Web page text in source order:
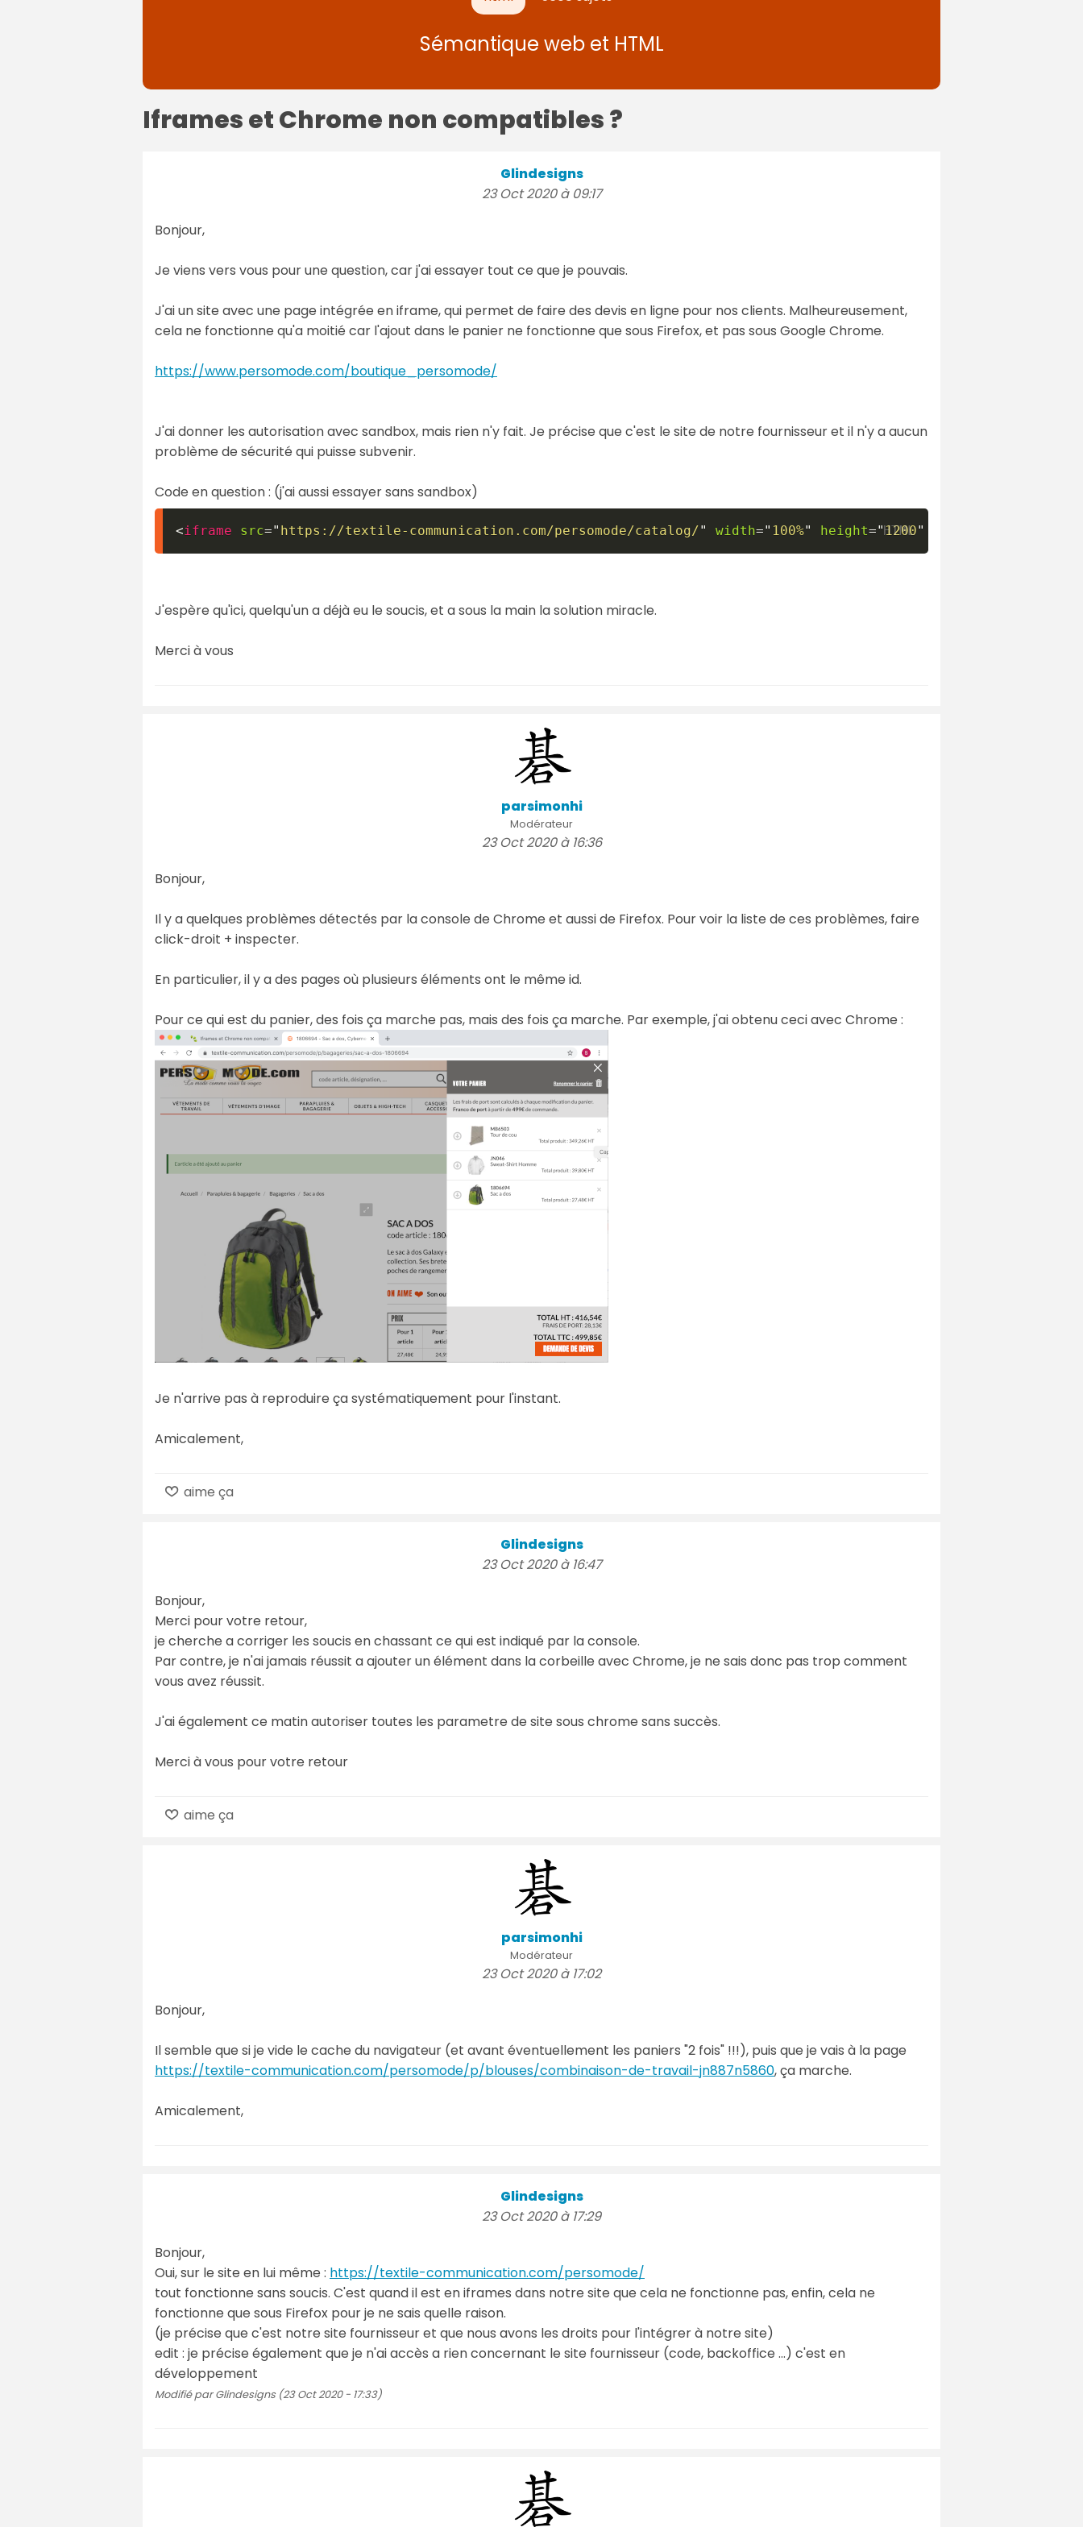
Sémantique web et HTML
Iframes et Chrome non compatibles ?
Glindesigns
23 Oct 2020 à 09:17
Bonjour,
Je viens vers vous pour une question, car j'ai essayer tout ce que je pouvais.
J'ai un site avec une page intégrée en iframe, qui permet de faire des devis en ligne pour nos clients. Malheureusement,
cela ne fonctionne qu'a moitié car l'ajout dans le panier ne fonctionne que sous Firefox, et pas sous Google Chrome.
https://www.persomode.com/boutique_persomode/
J'ai donner les autorisation avec sandbox, mais rien n'y fait. Je précise que c'est le site de notre fournisseur et il n'y a aucun
problème de sécurité qui puisse subvenir.
Code en question : (j'ai aussi essayer sans sandbox)
<iframe src=" https://textile-communication.com/persomode/catalog/" width=" 100%" height="1200"
J'espère qu'ici, quelqu'un a déjà eu le soucis, et a sous la main la solution miracle.
Merci à vous
parsimonhi
Modérateur
23 Oct 2020 à 16:36
Bonjour,
Il y a quelques problèmes détectés par la console de Chrome et aussi de Firefox. Pour voir la liste de ces problèmes, faire
click-droit + inspecter.
En particulier, il y a des pages où plusieurs éléments ont le même id.
Pour ce qui est du panier, des fois ça marche pas, mais des fois ça marche. Par exemple, j'ai obtenu ceci avec Chrome :
Je n'arrive pas à reproduire ça systématiquement pour l'instant.
Amicalement,
aime ça
Glindesigns
23 Oct 2020 à 16:47
Bonjour,
Merci pour votre retour,
je cherche a corriger les soucis en chassant ce qui est indiqué par la console.
Par contre, je n'ai jamais réussit a ajouter un élément dans la corbeille avec Chrome, je ne sais donc pas trop comment
vous avez réussit.
J'ai également ce matin autoriser toutes les parametre de site sous chrome sans succès.
Merci à vous pour votre retour
aime ça
parsimonhi
Modérateur
23 Oct 2020 à 17:02
Bonjour,
Il semble que si je vide le cache du navigateur (et avant éventuellement les paniers "2 fois" !!!), puis que je vais à la page
https://textile-communication.com/persomode/p/blouses/combinaison-de-travail-jn887n5860, ça marche.
Amicalement,
Glindesigns
23 Oct 2020 à 17:29
Bonjour,
Oui, sur le site en lui même : https://textile-communication.com/persomode/
tout fonctionne sans soucis. C'est quand il est en iframes dans notre site que cela ne fonctionne pas, enfin, cela ne
fonctionne que sous Firefox pour je ne sais quelle raison.
(je précise que c'est notre site fournisseur et que nous avons les droits pour l'intégrer à notre site)
edit : je précise également que je n'ai accès a rien concernant le site fournisseur (code, backoffice ...) c'est en
développement
Modifié par Glindesigns (23 Oct 2020 - 17:33)